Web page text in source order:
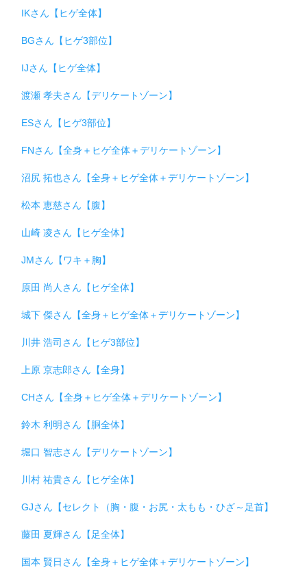
IKさん【ヒゲ全体】
BGさん【ヒゲ3部位】
IJさん【ヒゲ全体】
渡瀬 孝夫さん【デリケートゾーン】
ESさん【ヒゲ3部位】
FNさん【全身＋ヒゲ全体＋デリケートゾーン】
沼尻 拓也さん【全身＋ヒゲ全体＋デリケートゾーン】
松本 恵慈さん【腹】
山崎 凌さん【ヒゲ全体】
JMさん【ワキ＋胸】
原田 尚人さん【ヒゲ全体】
城下 傑さん【全身＋ヒゲ全体＋デリケートゾーン】
川井 浩司さん【ヒゲ3部位】
上原 京志郎さん【全身】
CHさん【全身＋ヒゲ全体＋デリケートゾーン】
鈴木 利明さん【胴全体】
堀口 智志さん【デリケートゾーン】
川村 祐貴さん【ヒゲ全体】
GJさん【セレクト（胸・腹・お尻・太もも・ひざ～足首】
藤田 夏輝さん【足全体】
国本 賢日さん【全身＋ヒゲ全体＋デリケートゾーン】